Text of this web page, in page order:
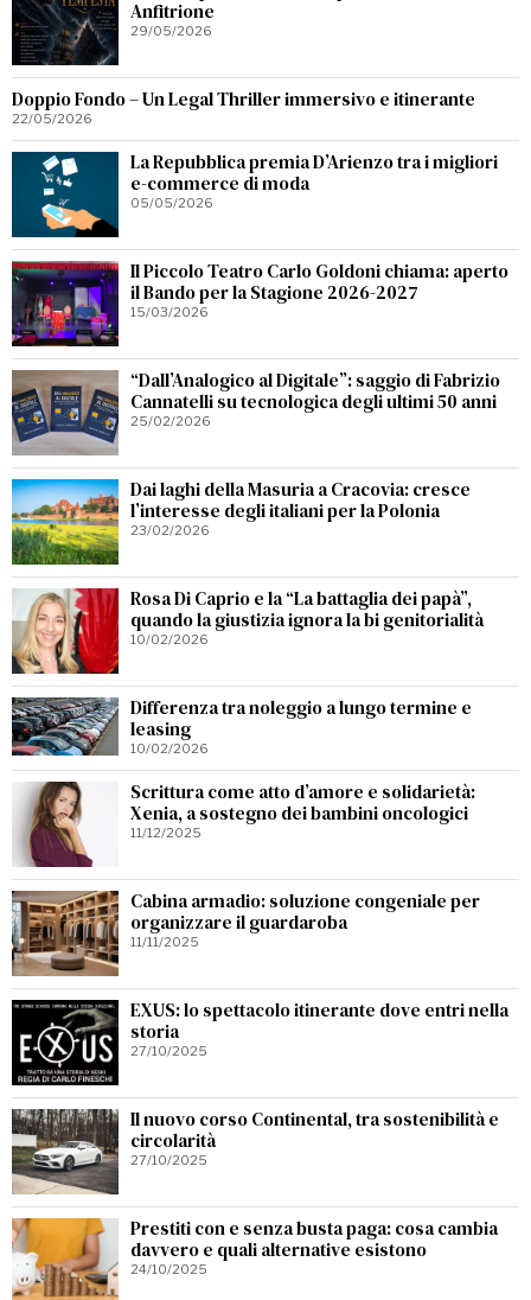
Anfitrione
29/05/2026
Doppio Fondo – Un Legal Thriller immersivo e itinerante
22/05/2026
La Repubblica premia D’Arienzo tra i migliori
e-commerce di moda
05/05/2026
Il Piccolo Teatro Carlo Goldoni chiama: aperto
il Bando per la Stagione 2026-2027
15/03/2026
“Dall’Analogico al Digitale”: saggio di Fabrizio
Cannatelli su tecnologica degli ultimi 50 anni
25/02/2026
Dai laghi della Masuria a Cracovia: cresce
l’interesse degli italiani per la Polonia
23/02/2026
Rosa Di Caprio e la “La battaglia dei papà”,
quando la giustizia ignora la bi genitorialità
10/02/2026
Differenza tra noleggio a lungo termine e
leasing
10/02/2026
Scrittura come atto d’amore e solidarietà:
Xenia, a sostegno dei bambini oncologici
11/12/2025
Cabina armadio: soluzione congeniale per
organizzare il guardaroba
11/11/2025
EXUS: lo spettacolo itinerante dove entri nella
storia
27/10/2025
Il nuovo corso Continental, tra sostenibilità e
circolarità
27/10/2025
Prestiti con e senza busta paga: cosa cambia
davvero e quali alternative esistono
24/10/2025